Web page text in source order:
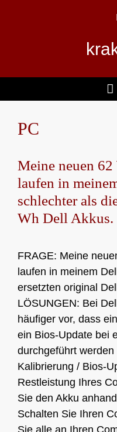
PC
Meine neuen
laufen in
schlechter als
Wh Dell Akkus.
FRAGE: Meine
laufen in meinem
ersetzten original
LÖSUNGEN: Bei
häufiger vor, dass
ein Bios-Update bei
durchgeführt
Kalibrierung / Bios-
Restleistung Ihres
Sie den Akku
Schalten Sie Ihren
Sie alle an Ihren